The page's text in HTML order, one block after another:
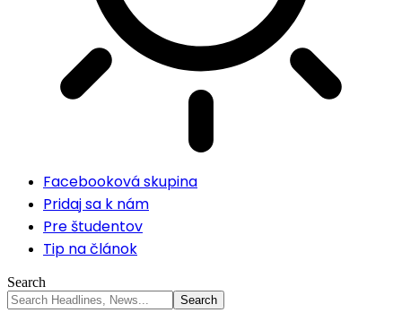
Facebooková skupina
Pridaj sa k nám
Pre študentov
Tip na článok
Search